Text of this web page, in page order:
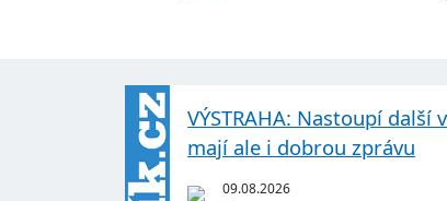
VÝSTRAHA: Nastoupí
mají ale i dobrou zprávu
09.08.2026